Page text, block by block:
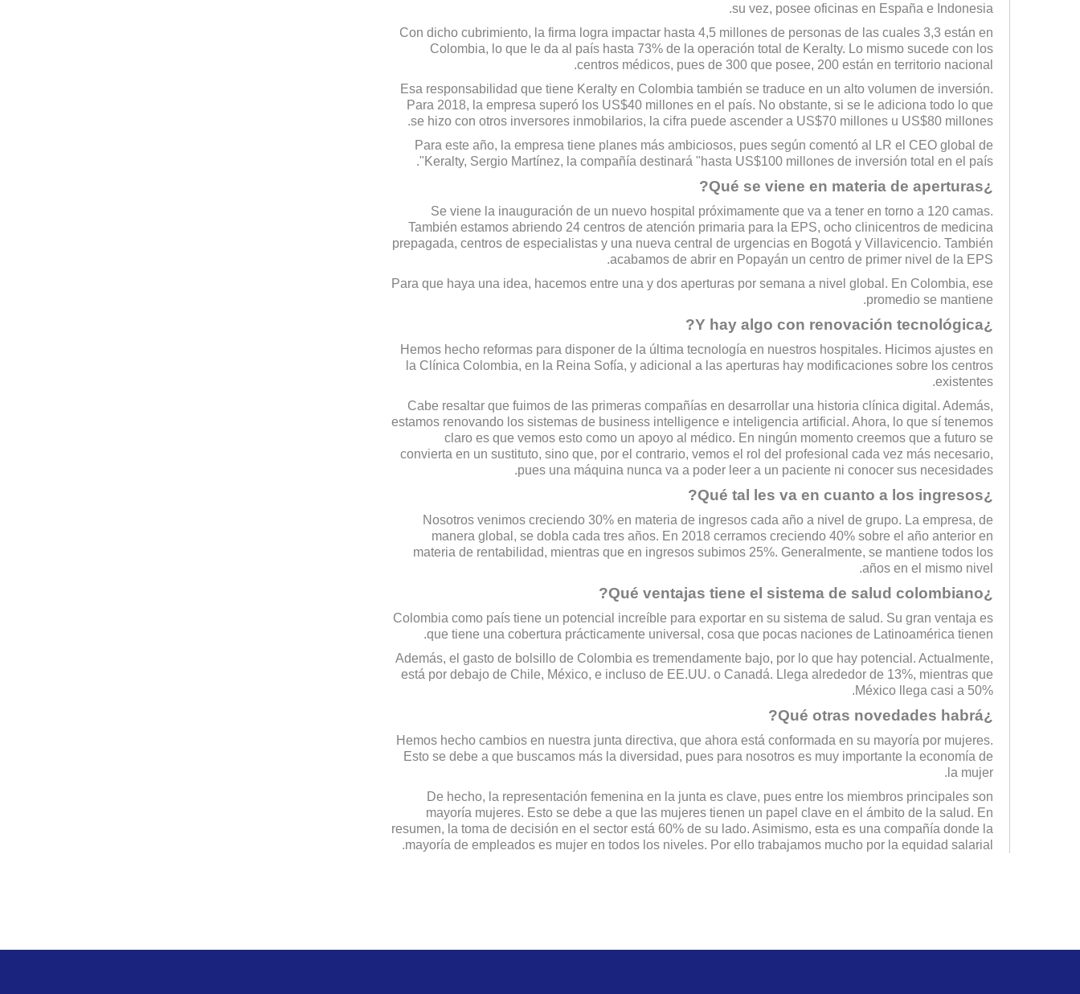
su vez, posee oficinas en España e Indonesia.
Con dicho cubrimiento, la firma logra impactar hasta 4,5 millones de personas de las cuales 3,3 están en
Colombia, lo que le da al país hasta 73% de la operación total de Keralty. Lo mismo sucede con los
centros médicos, pues de 300 que posee, 200 están en territorio nacional.
Esa responsabilidad que tiene Keralty en Colombia también se traduce en un alto volumen de inversión.
Para 2018, la empresa superó los US$40 millones en el país. No obstante, si se le adiciona todo lo que
se hizo con otros inversores inmobilarios, la cifra puede ascender a US$70 millones u US$80 millones.
Para este año, la empresa tiene planes más ambiciosos, pues según comentó al LR el CEO global de
Keralty, Sergio Martínez, la compañía destinará "hasta US$100 millones de inversión total en el país".
¿Qué se viene en materia de aperturas?
Se viene la inauguración de un nuevo hospital próximamente que va a tener en torno a 120 camas.
También estamos abriendo 24 centros de atención primaria para la EPS, ocho clinicentros de medicina
prepagada, centros de especialistas y una nueva central de urgencias en Bogotá y Villavicencio. También
acabamos de abrir en Popayán un centro de primer nivel de la EPS.
Para que haya una idea, hacemos entre una y dos aperturas por semana a nivel global. En Colombia, ese
promedio se mantiene.
¿Y hay algo con renovación tecnológica?
Hemos hecho reformas para disponer de la última tecnología en nuestros hospitales. Hicimos ajustes en
la Clínica Colombia, en la Reina Sofía, y adicional a las aperturas hay modificaciones sobre los centros
existentes.
Cabe resaltar que fuimos de las primeras compañías en desarrollar una historia clínica digital. Además,
estamos renovando los sistemas de business intelligence e inteligencia artificial. Ahora, lo que sí tenemos
claro es que vemos esto como un apoyo al médico. En ningún momento creemos que a futuro se
convierta en un sustituto, sino que, por el contrario, vemos el rol del profesional cada vez más necesario,
pues una máquina nunca va a poder leer a un paciente ni conocer sus necesidades.
¿Qué tal les va en cuanto a los ingresos?
Nosotros venimos creciendo 30% en materia de ingresos cada año a nivel de grupo. La empresa, de
manera global, se dobla cada tres años. En 2018 cerramos creciendo 40% sobre el año anterior en
materia de rentabilidad, mientras que en ingresos subimos 25%. Generalmente, se mantiene todos los
años en el mismo nivel.
¿Qué ventajas tiene el sistema de salud colombiano?
Colombia como país tiene un potencial increíble para exportar en su sistema de salud. Su gran ventaja es
que tiene una cobertura prácticamente universal, cosa que pocas naciones de Latinoamérica tienen.
Además, el gasto de bolsillo de Colombia es tremendamente bajo, por lo que hay potencial. Actualmente,
está por debajo de Chile, México, e incluso de EE.UU. o Canadá. Llega alrededor de 13%, mientras que
México llega casi a 50%.
¿Qué otras novedades habrá?
Hemos hecho cambios en nuestra junta directiva, que ahora está conformada en su mayoría por mujeres.
Esto se debe a que buscamos más la diversidad, pues para nosotros es muy importante la economía de
la mujer.
De hecho, la representación femenina en la junta es clave, pues entre los miembros principales son
mayoría mujeres. Esto se debe a que las mujeres tienen un papel clave en el ámbito de la salud. En
resumen, la toma de decisión en el sector está 60% de su lado. Asimismo, esta es una compañía donde la
mayoría de empleados es mujer en todos los niveles. Por ello trabajamos mucho por la equidad salarial.